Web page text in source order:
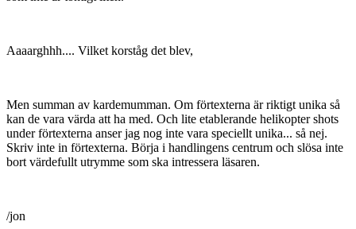
Aaaarghhh.... Vilket korståg det blev,
Men summan av kardemumman. Om förtexterna är riktigt unika så
kan de vara värda att ha med. Och lite etablerande helikopter shots
under förtexterna anser jag nog inte vara speciellt unika... så nej.
Skriv inte in förtexterna. Börja i handlingens centrum och slösa inte
bort värdefullt utrymme som ska intressera läsaren.
/jon